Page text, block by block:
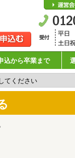
込から卒業まで